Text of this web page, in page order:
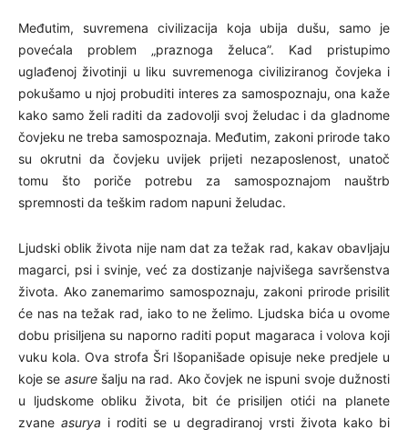
Međutim, suvremena civilizacija koja ubija dušu, samo je
povećala problem „praznoga želuca”. Kad pristupimo
uglađenoj životinji u liku suvremenoga civiliziranog čovjeka i
pokušamo u njoj probuditi interes za samospoznaju, ona kaže
kako samo želi raditi da zadovolji svoj želudac i da gladnome
čovjeku ne treba samospoznaja. Međutim, zakoni prirode tako
su okrutni da čovjeku uvijek prijeti nezaposlenost, unatoč
tomu što poriče potrebu za samospoznajom nauštrb
spremnosti da teškim radom napuni želudac.
Ljudski oblik života nije nam dat za težak rad, kakav obavljaju
magarci, psi i svinje, već za dostizanje najvišega savršenstva
života. Ako zanemarimo samospoznaju, zakoni prirode prisilit
će nas na težak rad, iako to ne želimo. Ljudska bića u ovome
dobu prisiljena su naporno raditi poput magaraca i volova koji
vuku kola. Ova strofa Šri Išopanišade opisuje neke predjele u
koje se asurešalju na rad. Ako čovjek ne ispuni svoje dužnosti
u ljudskome obliku života, bit će prisiljen otići na planete
zvane asurya i roditi se u degradiranoj vrsti života kako bi